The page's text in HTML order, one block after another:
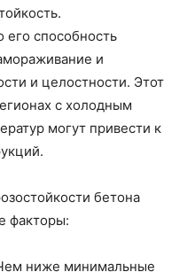
его способность
и
и целостности. Этот
с холодным
могут привести к
бетона
факторы:
ниже минимальные